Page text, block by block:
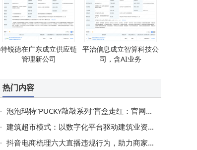
特锐德在广东成立供应链
管理新公司
平治信息成立智算科技公
司，含AI业务
热门内容
泡泡玛特“PUCKY敲敲系列”盲盒走红：官网售罄二级市场溢价超230%
建筑超市模式：以数字化平台驱动建筑业资源整合与生态升级
抖音电商梳理六大直播违规行为，助力商家达人合规经营